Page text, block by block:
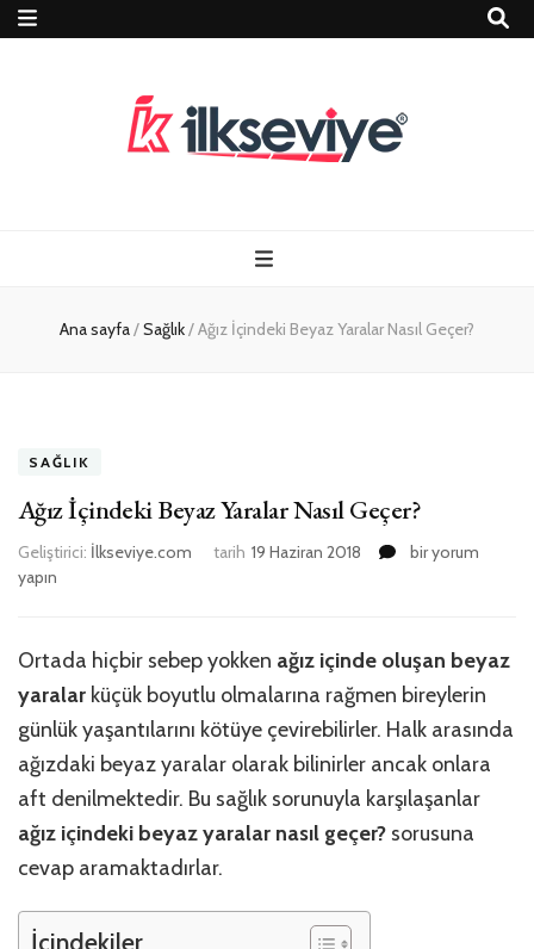
ve Travel – Tur
Rehberi
Ana sayfa/Sağlık/Ağız İçindeki Beyaz Yaralar Nasıl Geçer?
SAĞLIK
Ağız İçindeki Beyaz Yaralar Nasıl Geçer?
Geliştirici: İlkseviye.com tarih 19 Haziran 2018
Ağız
Nasıl
Geçer?
için
bir yorum
yapın
Ortada hiçbir sebep yokken ağız içinde oluşan beyaz
yaralar küçük boyutlu olmalarına rağmen bireylerin
günlük yaşantılarını kötüye çevirebilirler. Halk arasında
ağızdaki beyaz yaralar olarak bilinirler ancak onlara
aft denilmektedir. Bu sağlık sorunuyla karşılaşanlar
ağız içindeki beyaz yaralar nasıl geçer? sorusuna
cevap aramaktadırlar.
İçindekiler